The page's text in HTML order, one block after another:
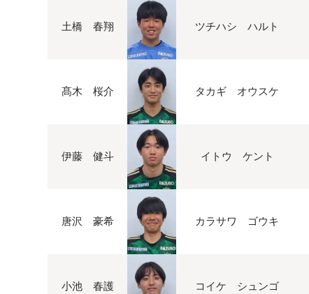
土橋 春翔 ツチハシ ハルト
髙木 桜介 タカギ オウスケ
伊藤 健斗 イトウ ケント
唐沢 豪希 カラサワ ゴウキ
小池 春護 コイケ シュンゴ